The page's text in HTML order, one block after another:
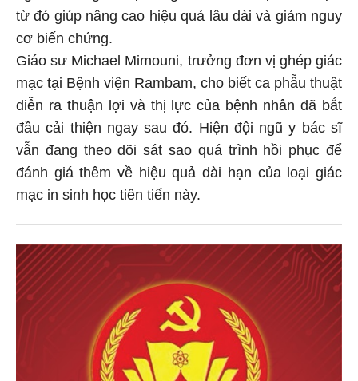
từ đó giúp nâng cao hiệu quả lâu dài và giảm nguy
cơ biến chứng.
Giáo sư Michael Mimouni, trưởng đơn vị ghép giác
mạc tại Bệnh viện Rambam, cho biết ca phẫu thuật
diễn ra thuận lợi và thị lực của bệnh nhân đã bắt
đầu cải thiện ngay sau đó. Hiện đội ngũ y bác sĩ
vẫn đang theo dõi sát sao quá trình hồi phục để
đánh giá thêm về hiệu quả dài hạn của loại giác
mạc in sinh học tiên tiến này.